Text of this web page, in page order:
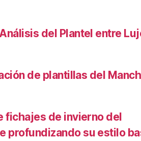
del Plantel entre
de plantillas del
fichajes de invierno del
profundizando su estilo